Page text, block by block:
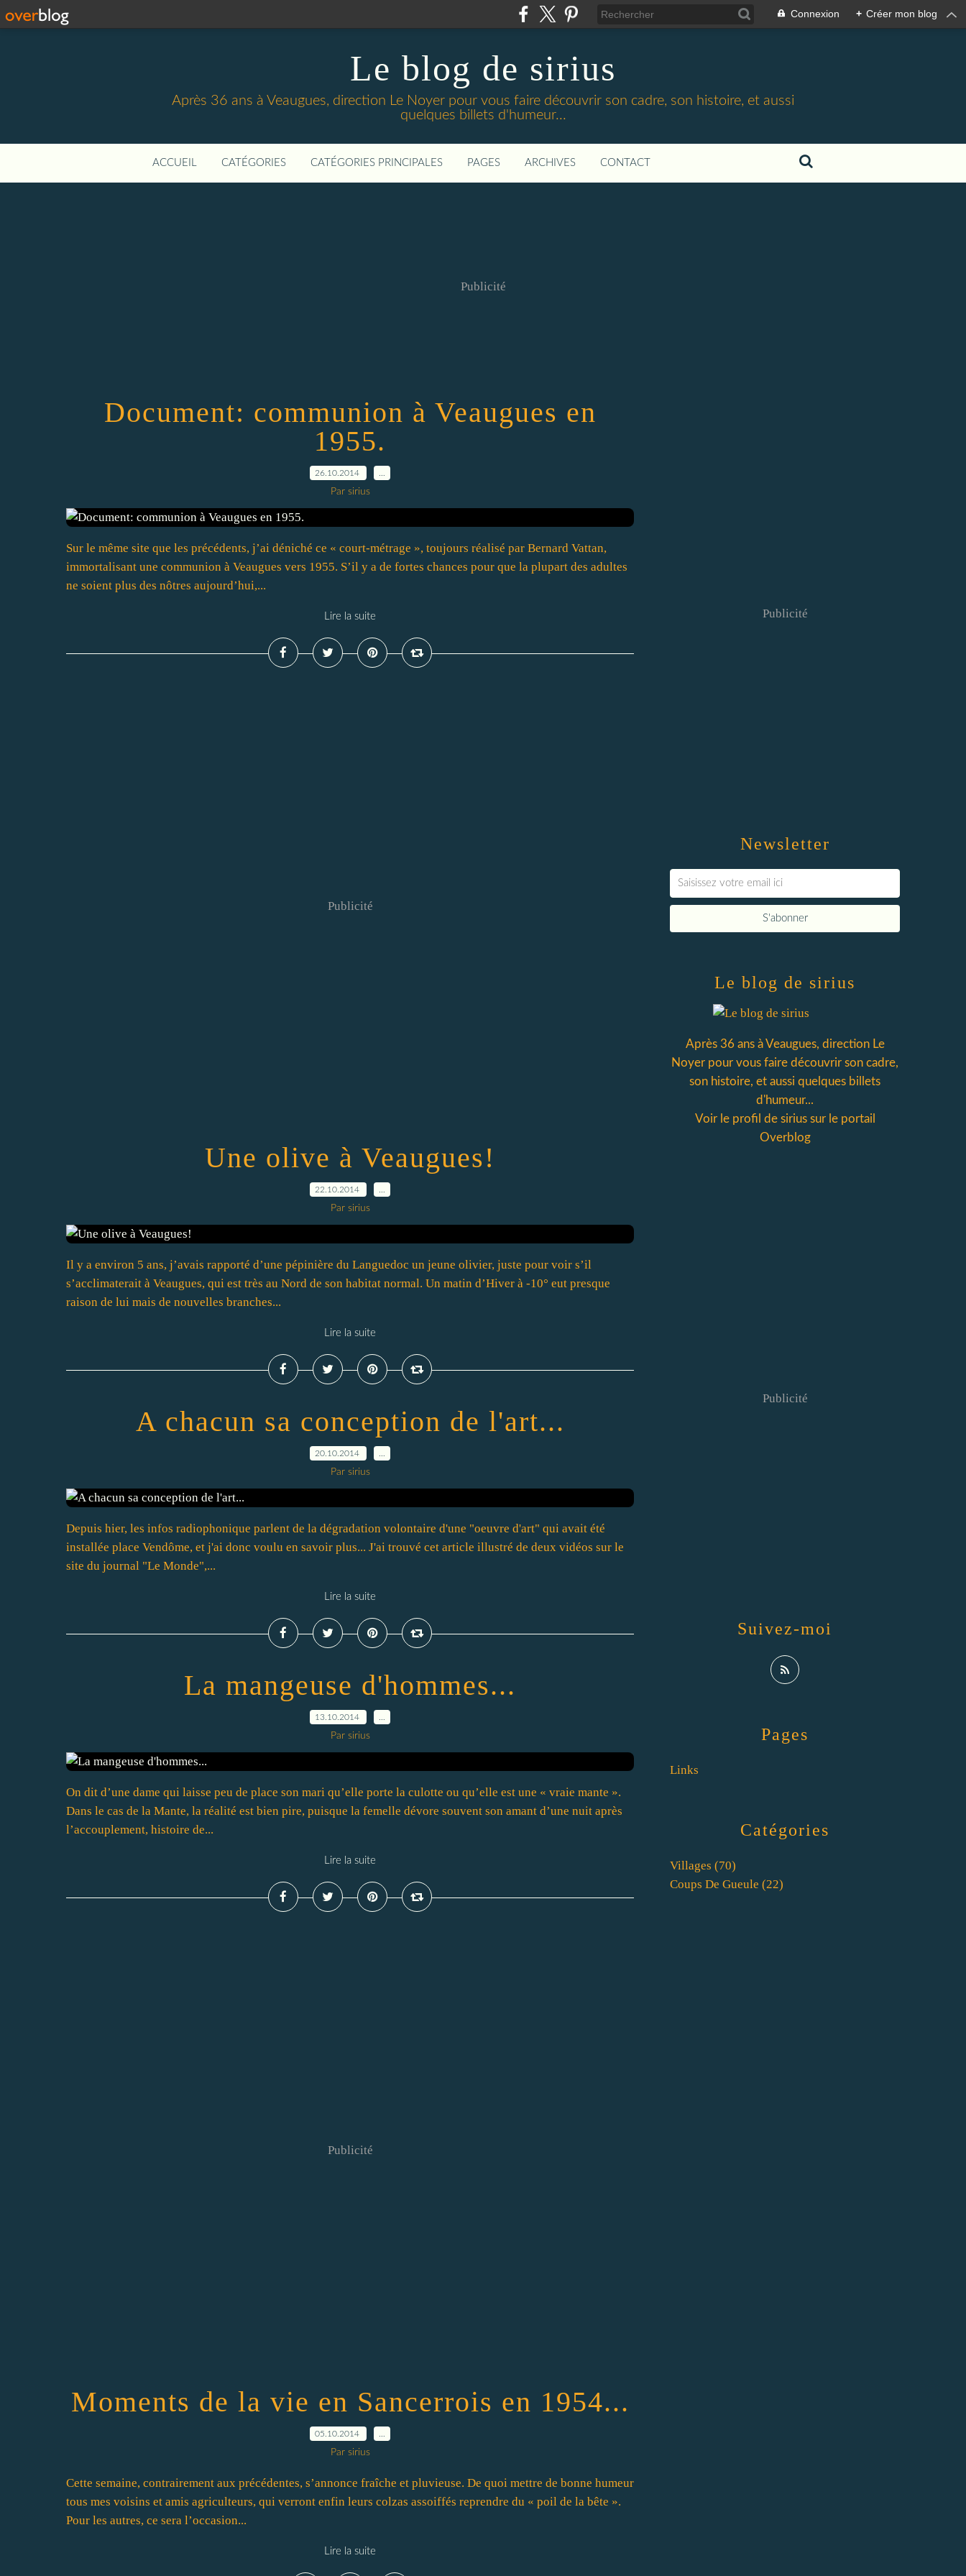
Connexion + Créer mon blog
Le blog de sirius
Après 36 ans à Veaugues, direction Le Noyer pour vous faire découvrir son cadre, son histoire, et aussi
quelques billets d'humeur...
ACCUEIL CATÉGORIES CATÉGORIES PRINCIPALES PAGES ARCHIVES CONTACT
Publicité
Document: communion à Veaugues en
1955.
26.10.2014
Par sirius
Sur le même site que les précédents, j’ai déniché ce « court-métrage », toujours réalisé par Bernard Vattan,
immortalisant une communion à Veaugues vers 1955. S’il y a de fortes chances pour que la plupart des adultes
ne soient plus des nôtres aujourd’hui,...
Lire la suite
Publicité
Une olive à Veaugues!
22.10.2014
Par sirius
Il y a environ 5 ans, j’avais rapporté d’une pépinière du Languedoc un jeune olivier, juste pour voir s’il
s’acclimaterait à Veaugues, qui est très au Nord de son habitat normal. Un matin d’Hiver à -10° eut presque
raison de lui mais de nouvelles branches...
Lire la suite
A chacun sa conception de l'art...
20.10.2014
Par sirius
Depuis hier, les infos radiophonique parlent de la dégradation volontaire d'une "oeuvre d'art" qui avait été
installée place Vendôme, et j'ai donc voulu en savoir plus... J'ai trouvé cet article illustré de deux vidéos sur le
site du journal "Le Monde",...
Lire la suite
La mangeuse d'hommes...
13.10.2014
Par sirius
On dit d’une dame qui laisse peu de place son mari qu’elle porte la culotte ou qu’elle est une « vraie mante ».
Dans le cas de la Mante, la réalité est bien pire, puisque la femelle dévore souvent son amant d’une nuit après
l’accouplement, histoire de...
Lire la suite
Publicité
Moments de la vie en Sancerrois en 1954...
05.10.2014
Par sirius
Cette semaine, contrairement aux précédentes, s’annonce fraîche et pluvieuse. De quoi mettre de bonne humeur
tous mes voisins et amis agriculteurs, qui verront enfin leurs colzas assoiffés reprendre du « poil de la bête ».
Pour les autres, ce sera l’occasion...
Lire la suite
Newsletter
Publicité
Catégories
Villages (70)
Coups De Gueule (22)
Pages
Links
Le blog de sirius
Après 36 ans à Veaugues, direction Le
Noyer pour vous faire découvrir son cadre,
son histoire, et aussi quelques billets
d'humeur...
Voir le profil de siriussur le portail
Overblog
Suivez-moi
Publicité